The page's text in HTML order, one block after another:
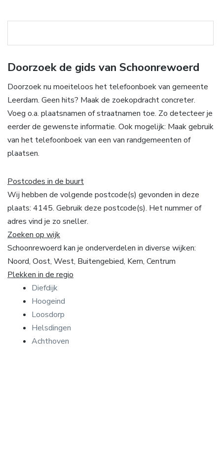
Doorzoek de gids van Schoonrewoerd
Doorzoek nu moeiteloos het telefoonboek van gemeente
Leerdam. Geen hits? Maak de zoekopdracht concreter.
Voeg o.a. plaatsnamen of straatnamen toe. Zo detecteer je
eerder de gewenste informatie. Ook mogelijk: Maak gebruik
van het telefoonboek van een van randgemeenten of
plaatsen.
Postcodes in de buurt
Wij hebben de volgende postcode(s) gevonden in deze
plaats: 4145. Gebruik deze postcode(s). Het nummer of
adres vind je zo sneller.
Zoeken op wijk
Schoonrewoerd kan je onderverdelen in diverse wijken:
Noord, Oost, West, Buitengebied, Kern, Centrum
Plekken in de regio
Diefdijk
Hoogeind
Loosdorp
Helsdingen
Achthoven